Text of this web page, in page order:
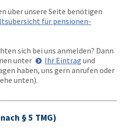
über unsere Seite benötigen
für pensionen-
sich bei uns anmelden? Dann
unter
Ihr Eintrag und
haben, uns gern anrufen oder
unten).
§ 5 TMG)